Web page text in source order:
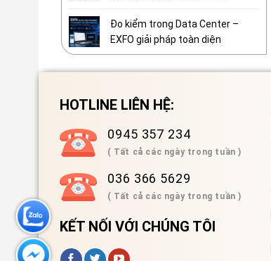
Đo kiểm trong Data Center –
EXFO giải pháp toàn diện
HOTLINE LIÊN HỆ:
0945 357 234
( Tất cả các ngày trong tuần )
036 366 5629
( Tất cả các ngày trong tuần )
KẾT NỐI VỚI CHÚNG TÔI